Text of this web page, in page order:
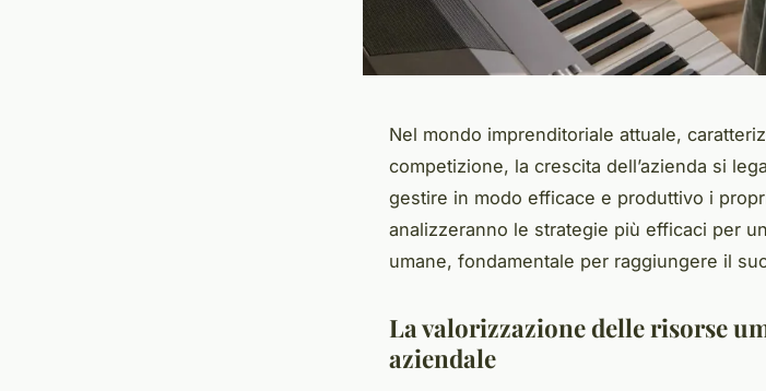
Nel mondo imprenditoriale attuale,
competizione, la crescita dell’azienda si
gestire in modo efficace e produttivo i
analizzeranno le strategie più efficaci per
umane, fondamentale per raggiungere il
La valorizzazione delle risorse
aziendale